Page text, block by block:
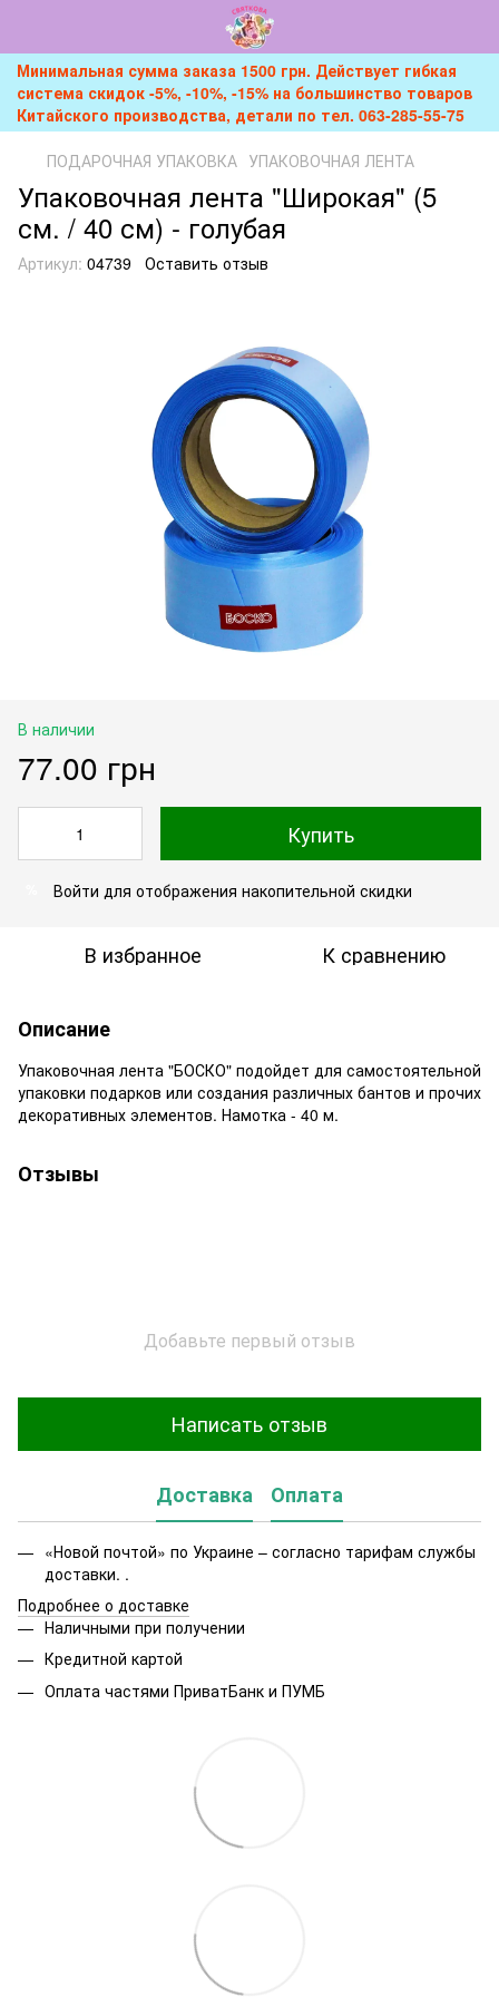
Минимальная сумма заказа 1500 грн. Действует гибкая
система скидок -5%, -10%, -15% на большинство товаров
Китайского производства, детали по тел. 063-285-55-75
ПОДАРОЧНАЯ УПАКОВКА УПАКОВОЧНАЯ ЛЕНТА
Упаковочная лента "Широкая" (5
см. / 40 см) - голубая
Артикул: 04739 Оставить отзыв
В наличии
77.00 грн
Купить
Войти для отображения накопительной скидки
В избранное К сравнению
Описание
Упаковочная лента "БОСКО" подойдет для самостоятельной
упаковки подарков или создания различных бантов и прочих
декоративных элементов. Намотка - 40 м.
Отзывы
Добавьте первый отзыв
Написать отзыв
Доставка Оплата
«Новой почтой» по Украине – согласно тарифам службы
доставки. .
Подробнее о доставке
Наличными при получении
Кредитной картой
Оплата частями ПриватБанк и ПУМБ